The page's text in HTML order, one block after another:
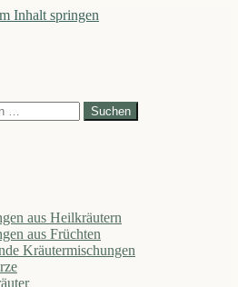
Inhalt springen
Suchen
aus Heilkräutern
aus Früchten
Kräutermischungen